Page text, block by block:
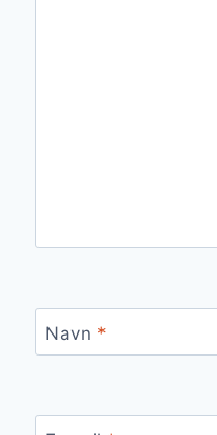
Navn *